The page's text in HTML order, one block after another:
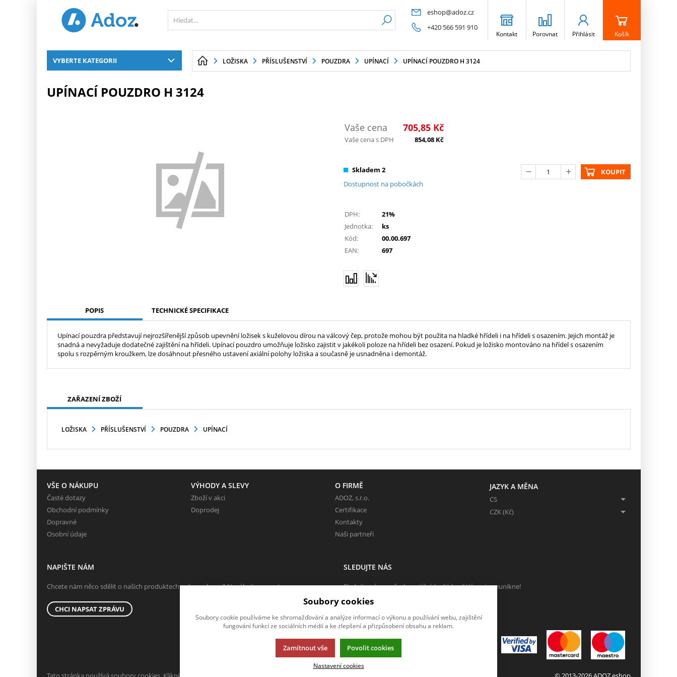
eshop@adoz.cz
+420 566 591 910
Kontakt Porovnat Přihlásit Košík
VYBERTE KATEGORII LOŽISKA PŘÍSLUŠENSTVÍ POUZDRA UPÍNACÍ UPÍNACÍ POUZDRO H 3124
UPÍNACÍ POUZDRO H 3124
Vaše cena 705,85 Kč
Vaše cena s DPH 854,08 Kč
Skladem 2
Dostupnost na pobočkách
KOUPIT
DPH:
21%
Jednotka:
ks
Kód:
00.00.697
EAN:
697
POPIS TECHNICKÉ SPECIFIKACE
Upínací pouzdra představují nejrozšířenější způsob upevnění ložisek s kuželovou dírou na válcový čep, protože mohou být použita na hladké hřídeli i na hřídeli s osazením. Jejich montáž je
snadná a nevyžaduje dodatečné zajištění na hřídeli. Upínací pouzdro umožňuje ložisko zajistit v jakékoli poloze na hřídeli bez osazení. Pokud je ložisko montováno na hřídel s osazením
spolu s rozpěrným kroužkem, lze dosáhnout přesného ustavení axiální polohy ložiska a současně je usnadněna i demontáž.
ZAŘAZENÍ ZBOŽÍ
LOŽISKA PŘÍSLUŠENSTVÍ POUZDRA UPÍNACÍ
VŠE O NÁKUPU
Časté dotazy
Obchodní podmínky
Dopravné
Osobní údaje
VÝHODY A SLEVY
Zboží v akci
Doprodej
O FIRMĚ
ADOZ, s.r.o.
Certifikace
Kontakty
Naši partneři
JAZYK A MĚNA
CS
CZK (Kč)
NAPIŠTE NÁM
Chcete nám něco sdělit o našich produktech nebo e-shopu? Neváhejte napsat.
CHCI NAPSAT ZPRÁVU
SLEDUJTE NÁS
Sledujte nás na všech sociálních sítích, ať Vám nic neunikne!
Soubory cookies
Soubory cookie používáme ke shromažďování a analýze informací o výkonu a používání webu, zajištění
fungování funkcí ze sociálních médií a ke zlepšení a přizpůsobení obsahu a reklam.
Zamítnout vše Povolit cookies
Nastavení cookies